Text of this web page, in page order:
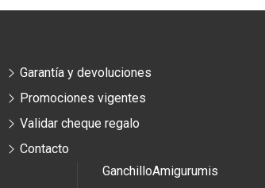
Garantía y devoluciones
Promociones vigentes
Validar cheque regalo
Contacto
GanchilloAmigurumis